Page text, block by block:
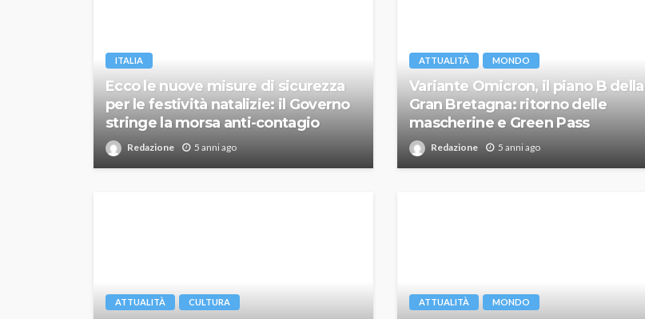
ITALIA
Ecco le nuove misure di sicurezza
per le festività natalizie: il Governo
stringe la morsa anti-contagio
Redazione 5 anni ago
ATTUALITÀ MONDO
Variante Omicron, il piano B della
Gran Bretagna: ritorno delle
mascherine e Green Pass
Redazione 5 anni ago
ATTUALITÀ CULTURA ATTUALITÀ MONDO